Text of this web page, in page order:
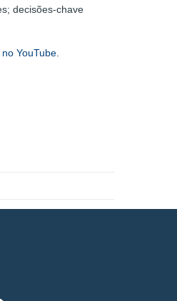
decisões-chave
YouTube.